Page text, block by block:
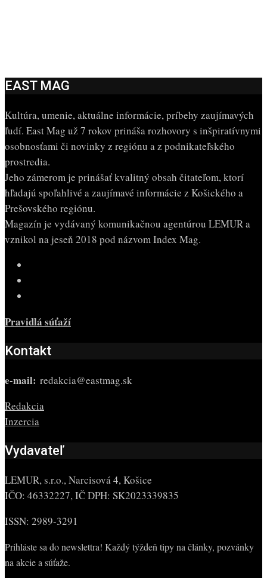
EAST MAG
Kultúra, umenie, aktuálne informácie, príbehy zaujímavých
ľudí. East Mag už 7 rokov prináša rozhovory s inšpiratívnymi
osobnosťami či novinky z regiónu a z podnikateľského
prostredia.
Jeho zámerom je prinášať kvalitný obsah čitateľom, ktorí
hľadajú spoľahlivé a zaujímavé informácie z Košického a
Prešovského regiónu.
Magazín je vydávaný komunikačnou agentúrou LEMUR a
vznikol na jeseň 2018 pod názvom Index Mag.
Pravidlá súťaží
Kontakt
e-mail: redakcia@eastmag.sk
Redakcia
Inzercia
Vydavateľ
LEMUR, s.r.o., Narcisová 4, Košice
IČO: 46332227, IČ DPH: SK2023339835
ISSN: 2989-3291
Prihláste sa do newslettra! Každý týždeň tipy na články, pozvánky
na akcie a súťaže.